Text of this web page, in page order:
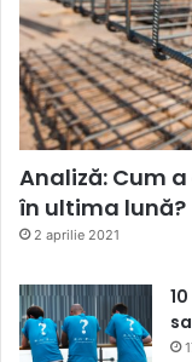
Analiză: Cum
în ultima lună?
2 aprilie 2021